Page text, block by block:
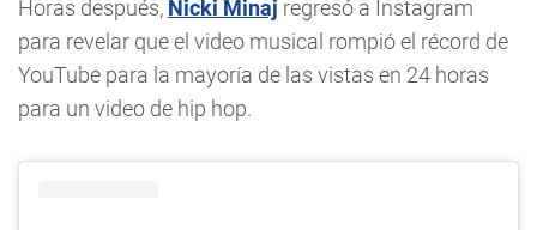
Horas después, Nicki Minaj regresó a Instagram
para revelar que el video musical rompió el récord de
YouTube para la mayoría de las vistas en 24 horas
para un video de hip hop.